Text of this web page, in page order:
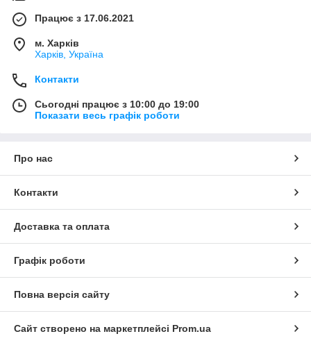
Працює з 17.06.2021
м. Харків
Харків, Україна
Контакти
Сьогодні працює з 10:00 до 19:00
Показати весь графік роботи
Про нас
Контакти
Доставка та оплата
Графік роботи
Повна версія сайту
Сайт створено на маркетплейсі Prom.ua